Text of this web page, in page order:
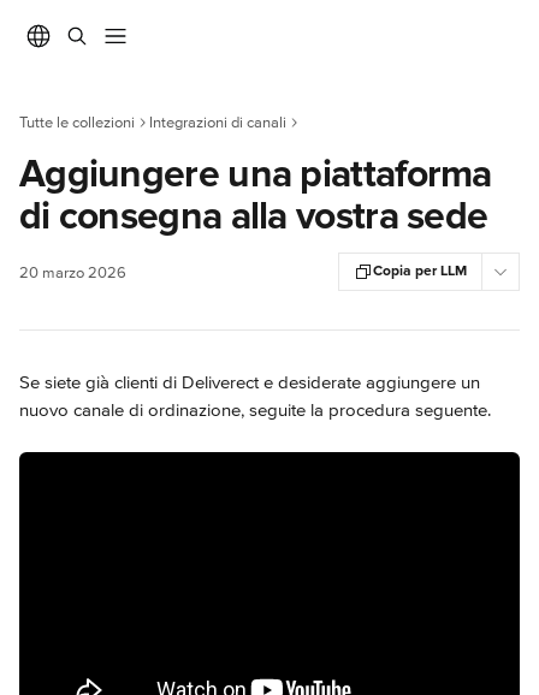
Tutte le collezioni Integrazioni di canali
Aggiungere una piattaforma
di consegna alla vostra sede
20 marzo 2026 Copia per LLM
Se siete già clienti di Deliverect e desiderate aggiungere un
nuovo canale di ordinazione, seguite la procedura seguente.